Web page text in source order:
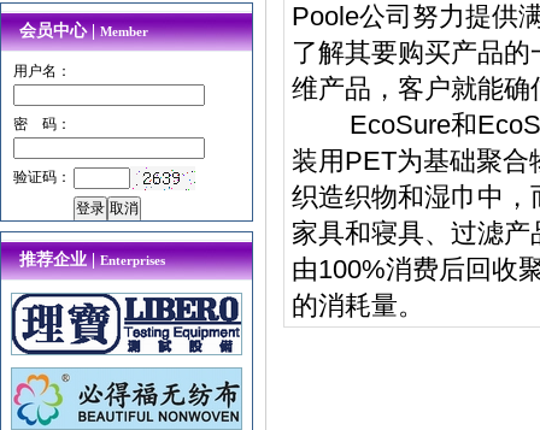
Poole公司努力提供
了解其要购买产品
维产品，客户就能
EcoSure和
装用PET为基础聚合
织造织物和湿巾中
家具和寝具、过滤
由100%消费后回收
的消耗量。
会员中心 |Member
用户名：
密 码：
验证码：
推荐企业 |Enterprises